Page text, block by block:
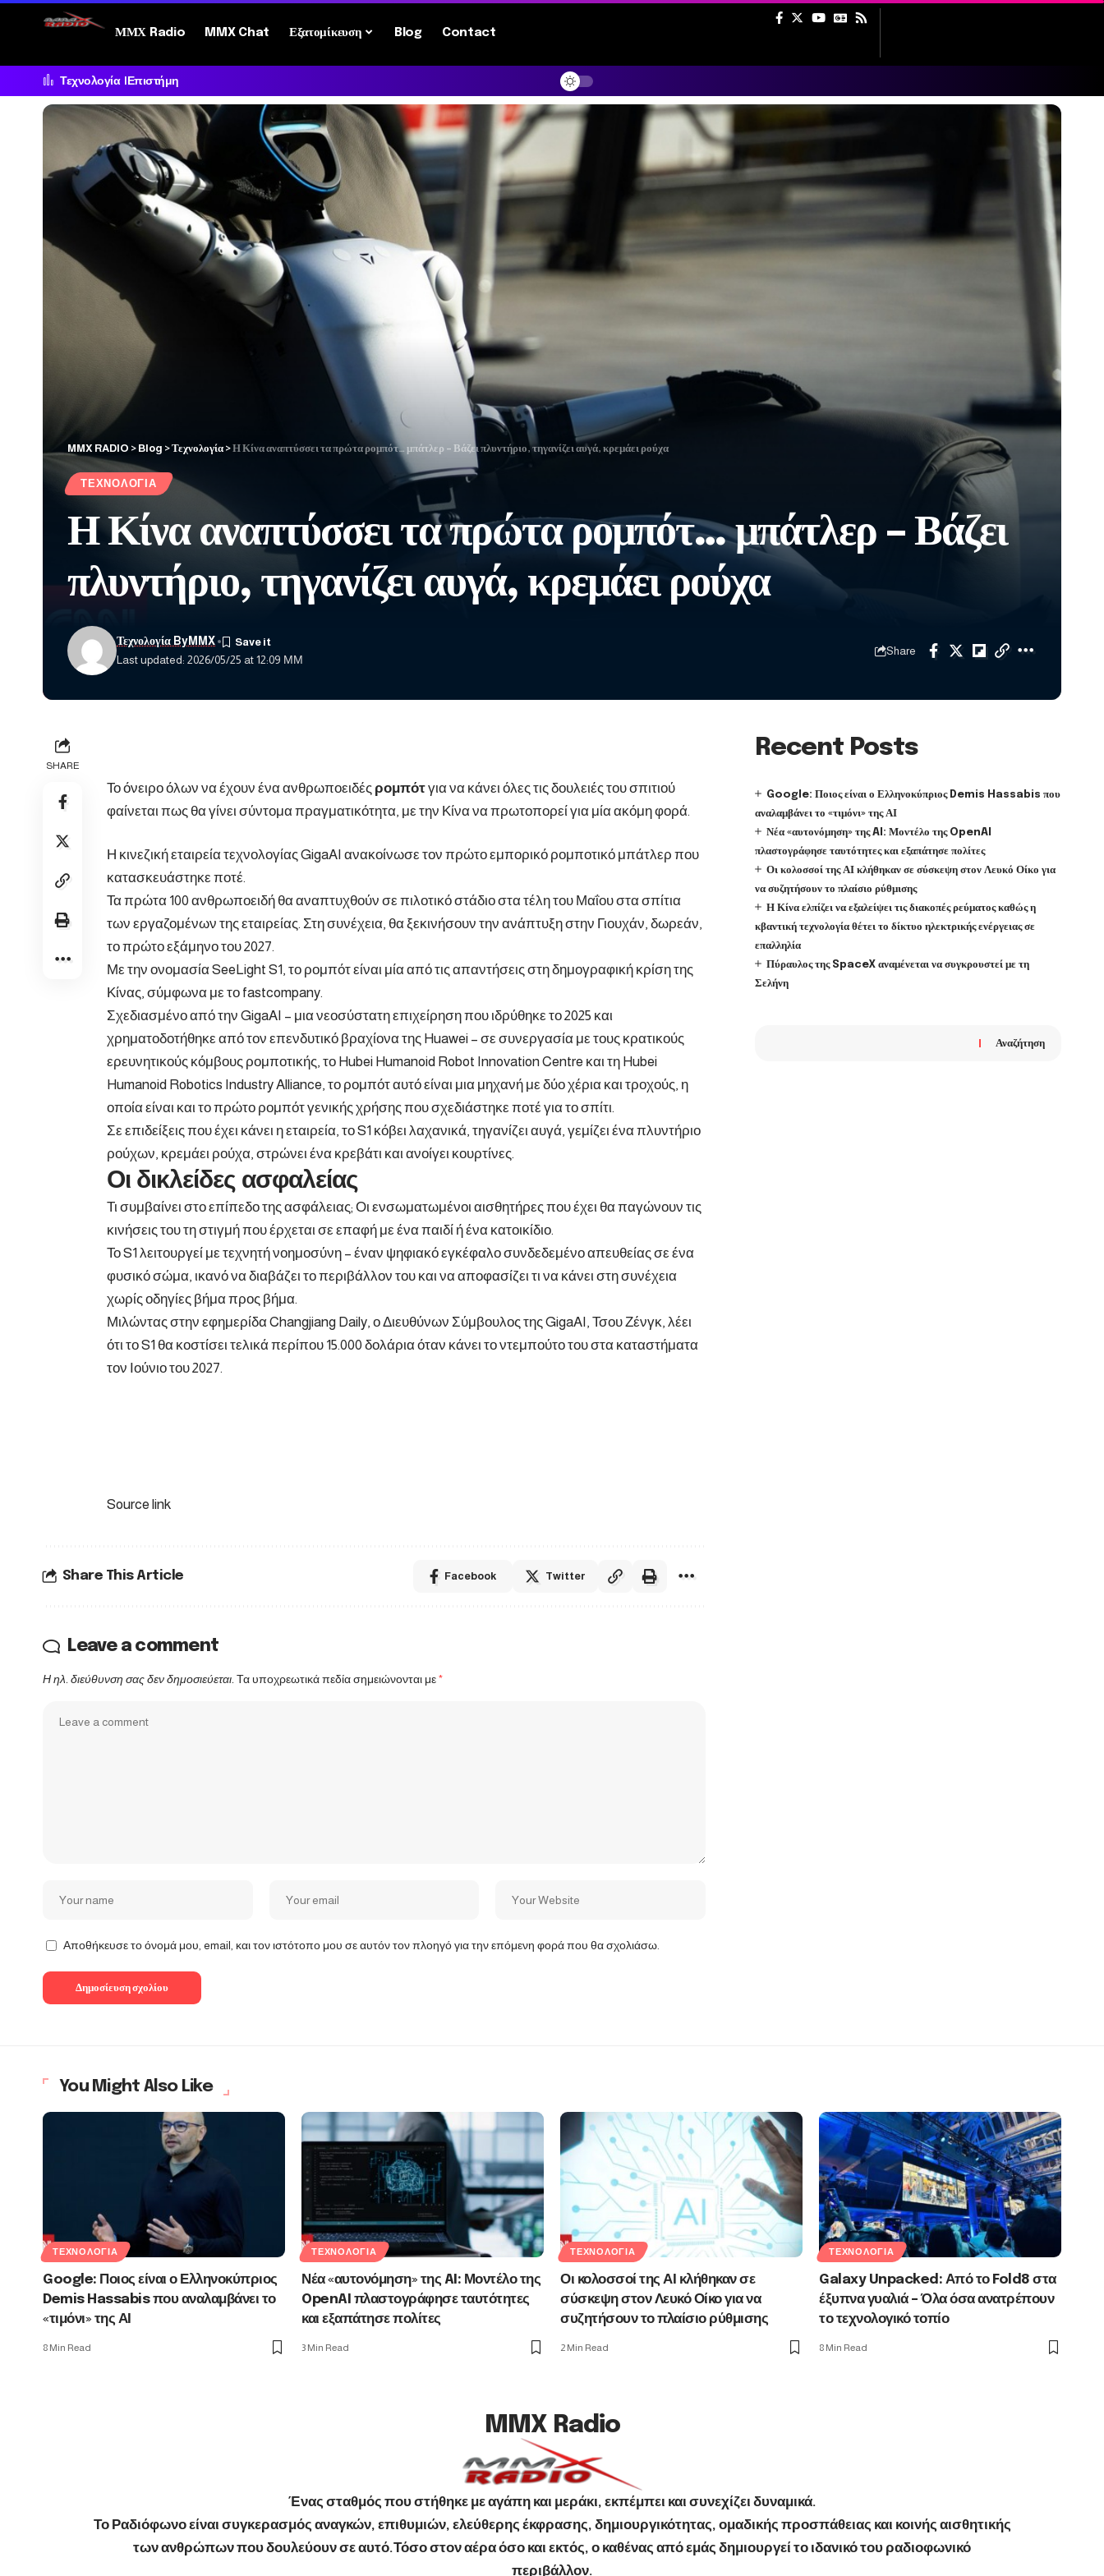
ΜΜΧ Radio MMX Chat Εξατομίκευση Blog Contact
Τεχνολογία Επιστήμη
MMX RADIO > Blog >Τεχνολογία >Η Κίνα αναπτύσσει τα πρώτα ρομπότ… μπάτλερ – Βάζει πλυντήριο, τηγανίζει αυγά, κρεμάει ρούχα
ΤΕΧΝΟΛΟΓΊΑ
Η Κίνα αναπτύσσει τα πρώτα ρομπότ… μπάτλερ – Βάζει
πλυντήριο, τηγανίζει αυγά, κρεμάει ρούχα
Last updated: 2026/05/25 at 12:09 ΜΜ
Τεχνολογία ByMMX
Share
SHARE
Το όνειρο όλων να έχουν ένα ανθρωποειδές ρομπότγια να κάνει όλες τις δουλειές του σπιτιού
φαίνεται πως θα γίνει σύντομα πραγματικότητα, με την Κίνα να πρωτοπορεί για μία ακόμη φορά.
Η κινεζική εταιρεία τεχνολογίας GigaAI ανακοίνωσε τον πρώτο εμπορικό ρομποτικό μπάτλερ που
κατασκευάστηκε ποτέ.
Τα πρώτα 100 ανθρωποειδή θα αναπτυχθούν σε πιλοτικό στάδιο στα τέλη του Μαΐου στα σπίτια
των εργαζομένων της εταιρείας. Στη συνέχεια, θα ξεκινήσουν την ανάπτυξη στην Γιουχάν, δωρεάν,
το πρώτο εξάμηνο του 2027.
Με την ονομασία SeeLight S1, το ρομπότ είναι μία από τις απαντήσεις στη δημογραφική κρίση της
Κίνας, σύμφωνα με το fastcompany.
Σχεδιασμένο από την GigaAI – μια νεοσύστατη επιχείρηση που ιδρύθηκε το 2025 και
χρηματοδοτήθηκε από τον επενδυτικό βραχίονα της Huawei – σε συνεργασία με τους κρατικούς
ερευνητικούς κόμβους ρομποτικής, το Hubei Humanoid Robot Innovation Centre και τη Hubei
Humanoid Robotics Industry Alliance, το ρομπότ αυτό είναι μια μηχανή με δύο χέρια και τροχούς, η
οποία είναι και το πρώτο ρομπότ γενικής χρήσης που σχεδιάστηκε ποτέ για το σπίτι.
Σε επιδείξεις που έχει κάνει η εταιρεία, το S1 κόβει λαχανικά, τηγανίζει αυγά, γεμίζει ένα πλυντήριο
ρούχων, κρεμάει ρούχα, στρώνει ένα κρεβάτι και ανοίγει κουρτίνες.
Οι δικλείδες ασφαλείας
Τι συμβαίνει στο επίπεδο της ασφάλειας; Οι ενσωματωμένοι αισθητήρες που έχει θα παγώνουν τις
κινήσεις του τη στιγμή που έρχεται σε επαφή με ένα παιδί ή ένα κατοικίδιο.
Το S1 λειτουργεί με τεχνητή νοημοσύνη – έναν ψηφιακό εγκέφαλο συνδεδεμένο απευθείας σε ένα
φυσικό σώμα, ικανό να διαβάζει το περιβάλλον του και να αποφασίζει τι να κάνει στη συνέχεια
χωρίς οδηγίες βήμα προς βήμα.
Μιλώντας στην εφημερίδα Changjiang Daily, ο Διευθύνων Σύμβουλος της GigaAI, Τσου Ζένγκ, λέει
ότι το S1 θα κοστίσει τελικά περίπου 15.000 δολάρια όταν κάνει το ντεμπούτο του στα καταστήματα
τον Ιούνιο του 2027.
Source link
Share This Article Facebook Twitter
Leave a comment
Η ηλ. διεύθυνση σας δεν δημοσιεύεται. Τα υποχρεωτικά πεδία σημειώνονται με *
Αποθήκευσε το όνομά μου, email, και τον ιστότοπο μου σε αυτόν τον πλοηγό για την επόμενη φορά που θα σχολιάσω.
Recent Posts
Google: Ποιος είναι ο Ελληνοκύπριος Demis Hassabis που
αναλαμβάνει το «τιμόνι» της ΑΙ
Νέα «αυτονόμηση» της AI: Μοντέλο της OpenAI
πλαστογράφησε ταυτότητες και εξαπάτησε πολίτες
Οι κολοσσοί της ΑΙ κλήθηκαν σε σύσκεψη στον Λευκό Οίκο για
να συζητήσουν το πλαίσιο ρύθμισης
Η Κίνα ελπίζει να εξαλείψει τις διακοπές ρεύματος καθώς η
κβαντική τεχνολογία θέτει το δίκτυο ηλεκτρικής ενέργειας σε
επαλληλία
Πύραυλος της SpaceX αναμένεται να συγκρουστεί με τη
Σελήνη
Αναζήτηση
You Might Also Like
ΤΕΧΝΟΛΟΓΊΑ
Google: Ποιος είναι ο Ελληνοκύπριος
Demis Hassabis που αναλαμβάνει το
«τιμόνι» της ΑΙ
8 Min Read
ΤΕΧΝΟΛΟΓΊΑ
Νέα «αυτονόμηση» της AI: Μοντέλο της
OpenAI πλαστογράφησε ταυτότητες
και εξαπάτησε πολίτες
3 Min Read
ΤΕΧΝΟΛΟΓΊΑ
Οι κολοσσοί της ΑΙ κλήθηκαν σε
σύσκεψη στον Λευκό Οίκο για να
συζητήσουν το πλαίσιο ρύθμισης
2 Min Read
ΤΕΧΝΟΛΟΓΊΑ
Galaxy Unpacked: Από το Fold8 στα
έξυπνα γυαλιά – Όλα όσα ανατρέπουν
το τεχνολογικό τοπίο
8 Min Read
MMX Radio
Ένας σταθμός που στήθηκε με αγάπη και μεράκι, εκπέμπει και συνεχίζει δυναμικά.
Το Ραδιόφωνο είναι συγκερασμός αναγκών, επιθυμιών, ελεύθερης έκφρασης, δημιουργικότητας, ομαδικής προσπάθειας και κοινής αισθητικής
των ανθρώπων που δουλεύουν σε αυτό.Τόσο στον αέρα όσο και εκτός, ο καθένας από εμάς δημιουργεί το ιδανικό του ραδιοφωνικό
περιβάλλον.